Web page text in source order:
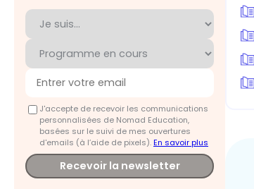
J'accepte de recevoir les communications
personnalisées de Nomad Education,
basées sur le suivi de mes ouvertures
d'emails (à l’aide de pixels).En savoir plus
Recevoir la newsletter